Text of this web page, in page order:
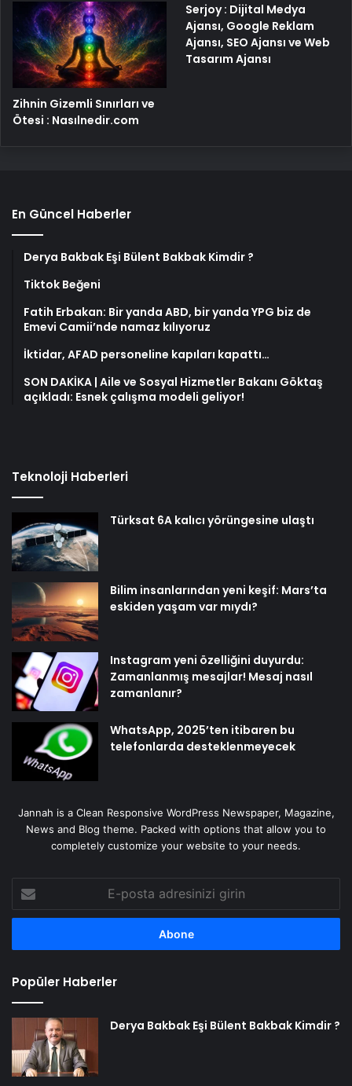
Zihnin Gizemli Sınırları ve
Ötesi : Nasılnedir.com
Serjoy : Dijital Medya
Ajansı, Google Reklam
Ajansı, SEO Ajansı ve Web
Tasarım Ajansı
En Güncel Haberler
Derya Bakbak Eşi Bülent Bakbak Kimdir ?
Tiktok Beğeni
Fatih Erbakan: Bir yanda ABD, bir yanda YPG biz de
Emevi Camii’nde namaz kılıyoruz
İktidar, AFAD personeline kapıları kapattı…
SON DAKİKA | Aile ve Sosyal Hizmetler Bakanı Göktaş
açıkladı: Esnek çalışma modeli geliyor!
Teknoloji Haberleri
Türksat 6A kalıcı yörüngesine ulaştı
Bilim insanlarından yeni keşif: Mars’ta
eskiden yaşam var mıydı?
Instagram yeni özelliğini duyurdu:
Zamanlanmış mesajlar! Mesaj nasıl
zamanlanır?
WhatsApp, 2025’ten itibaren bu
telefonlarda desteklenmeyecek
Jannah is a Clean Responsive WordPress Newspaper, Magazine,
News and Blog theme. Packed with options that allow you to
completely customize your website to your needs.
posta
adresinizi
Popüler Haberler
Derya Bakbak Eşi Bülent Bakbak Kimdir ?